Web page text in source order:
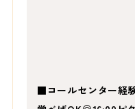
■コールセンター経